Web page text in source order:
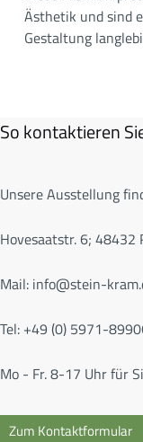
Ästhetik und sind
Gestaltung
So kontaktieren
Unsere Ausstellung
Hovesaatstr. 6; 48432
Mail: info@stein-
Tel: +49 (0) 5971-
Mo - Fr. 8-17 Uhr für
Zum Kontaktformular